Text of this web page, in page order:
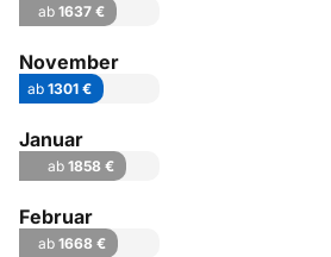
ab1637 €
November
ab 1301 €
Januar
ab 1858 €
Februar
ab1668 €